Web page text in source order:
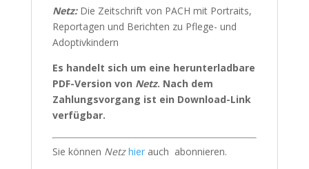
Netz:Die Zeitschrift von PACH mit Portraits,
Reportagen und Berichten zu Pflege- und
Adoptivkindern
Es handelt sich um eine herunterladbare
PDF-Version von Netz. Nach dem
Zahlungsvorgang ist ein Download-Link
verfügbar.
Sie können Netz hierauch abonnieren.